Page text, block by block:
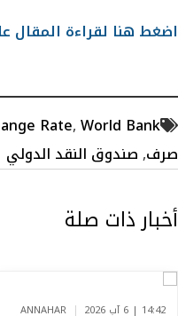
اضغط هنا لقراءة المقال
Rate,World Bank
صرف,صندوق النقد الدولي
أخبار ذات صلة
14:42 | 6 آب 2026 ANNAHAR